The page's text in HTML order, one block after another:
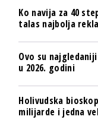
Ko navija za 40
talas najbolja
Ovo su
u 2026. godini
Holivudska
milijarde i jedna